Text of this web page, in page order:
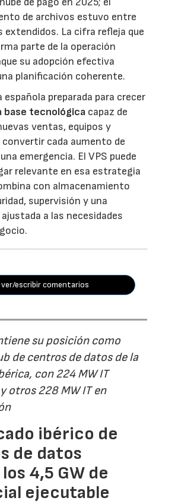
de archivos estuvo entre
extendidos. La cifra refleja que
parte de la operación
su adopción efectiva
planificación coherente.
española preparada para crecer
base tecnológica capaz de
ventas, equipos y
cada aumento de
emergencia. El VPS puede
relevante en esa estrategia
con almacenamiento
supervisión y una
a las necesidades
ver/escribir comentarios
su posición como
de centros de datos de la
con 224 MW IT
otros 228 MW IT en
ibérico de
de datos
4,5 GW de
ejecutable